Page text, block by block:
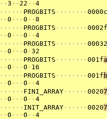
· · 3 · · 22 · · 4
· · · · · · PROGBITS · · · · · · · · 0000c
· · 0 · · · 0 · · 8
· · · · · · PROGBITS · · · · · · · · 0002f
· · 0 · · · 0 · · 4
· · · · · · PROGBITS · · · · · · · · 00032
· · 0 · · · 0 · 32
· · · · · · PROGBITS · · · · · · · · 001f
· · 0 · · · 0 · 16
· · · · · · PROGBITS · · · · · · · · 001f
· · 0 · · · 0 · · 4
· · · · · · FINI_ARRAY · · · · · · 0020
· · 0 · · · 0 · · 4
· · · · · · INIT_ARRAY · · · · · · 0020
· · 0 · · · 0 · · 4